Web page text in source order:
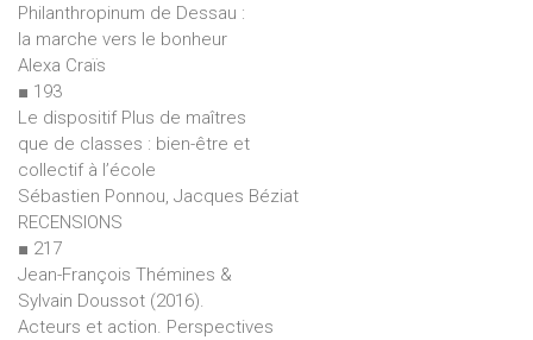
Philanthropinum de Dessau :
la marche vers le bonheur
Alexa Craïs
■ 193
Le dispositif Plus de maîtres
que de classes : bien-être et
collectif à l’école
Sébastien Ponnou, Jacques Béziat
RECENSIONS
■ 217
Jean-François Thémines &
Sylvain Doussot (2016).
Acteurs et action. Perspectives